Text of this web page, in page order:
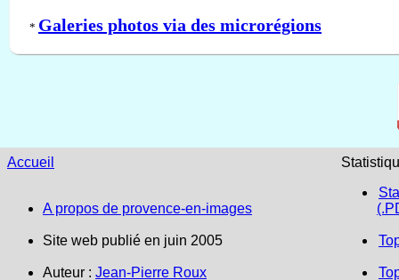
* Galeries photos via des microrégions
Accueil
A propos de provence-en-images
Site web publié en juin 2005
Auteur : Jean-Pierre Roux